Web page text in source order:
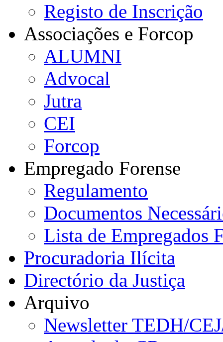
Registo de Inscrição
Associações e Forcop
ALUMNI
Advocal
Jutra
CEI
Forcop
Empregado Forense
Regulamento
Documentos
Lista de Empregados
Procuradoria Ilícita
Directório da Justiça
Arquivo
Newsletter TEDH/